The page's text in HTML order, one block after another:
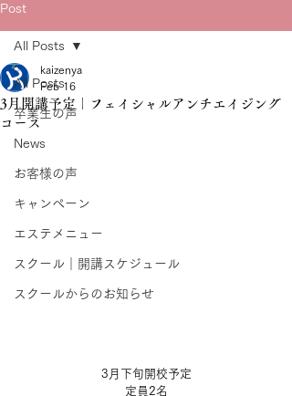
Post
All Posts
卒業生の声
News
お客様の声
キャンペーン
エステメニュー
スクール｜開講スケジュール
スクールからのお知らせ
All Posts
3月開講予定｜フェイシャルアンチエイジング
コース
kaizenya
Feb 16
3月下旬開校予定
定員2名